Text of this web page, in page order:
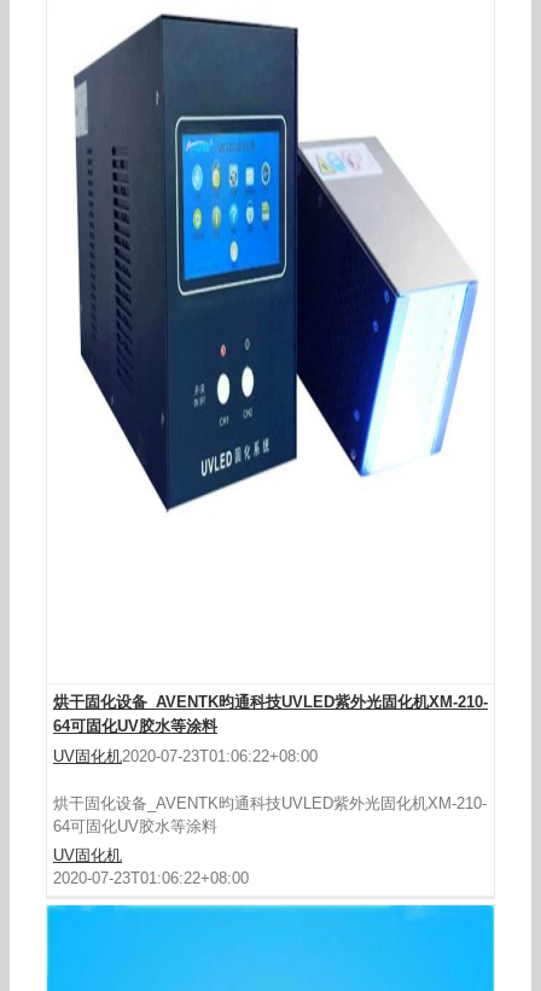
烘干固化设备_AVENTK昀通科技UVLED紫外光固化机XM-210-
64可固化UV胶水等涂料
UV固化机2020-07-23T01:06:22+08:00
烘干固化设备_AVENTK昀通科技UVLED紫外光固化机XM-210-
64可固化UV胶水等涂料
UV固化机
2020-07-23T01:06:22+08:00
烘干固化设备_直销丝印机标签印uv固化灯冷光源
UVLED模组光固化灯UVLED固化机